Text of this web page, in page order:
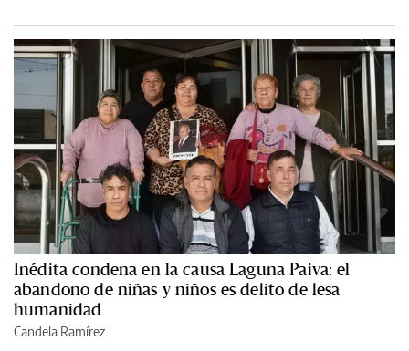
Inédita condena en la causa Laguna Paiva: el
abandono de niñas y niños es delito de lesa
humanidad
Candela Ramírez